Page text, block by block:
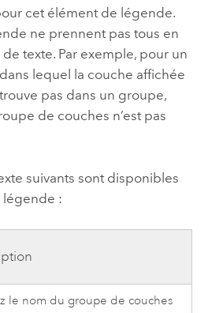
cet élément de légende.
ne prennent pas tous en
texte. Par exemple, pour un
lequel la couche affichée
pas dans un groupe,
de couches n’est pas
suivants sont disponibles
légende :
le nom du groupe de couches